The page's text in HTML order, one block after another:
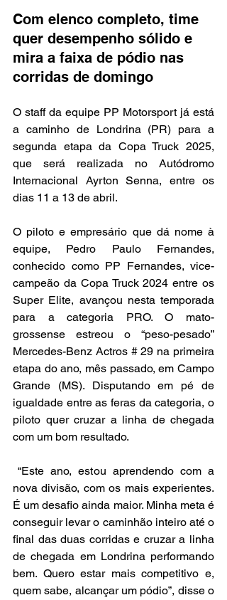
Com elenco completo, time
quer desempenho sólido e
mira a faixa de pódio nas
corridas de domingo
O staff da equipe PP Motorsport já está
a caminho de Londrina (PR) para a
segunda etapa da Copa Truck 2025,
que será realizada no Autódromo
Internacional Ayrton Senna, entre os
dias 11 a 13 de abril.
O piloto e empresário que dá nome à
equipe, Pedro Paulo Fernandes,
conhecido como PP Fernandes, vice-
campeão da Copa Truck 2024 entre os
Super Elite, avançou nesta temporada
para a categoria PRO. O mato-
grossense estreou o “peso-pesado”
Mercedes-Benz Actros # 29 na primeira
etapa do ano, mês passado, em Campo
Grande (MS). Disputando em pé de
igualdade entre as feras da categoria, o
piloto quer cruzar a linha de chegada
com um bom resultado.
“Este ano, estou aprendendo com a
nova divisão, com os mais experientes.
É um desafio ainda maior. Minha meta é
conseguir levar o caminhão inteiro até o
final das duas corridas e cruzar a linha
de chegada em Londrina performando
bem. Quero estar mais competitivo e,
quem sabe, alcançar um pódio”, disse o